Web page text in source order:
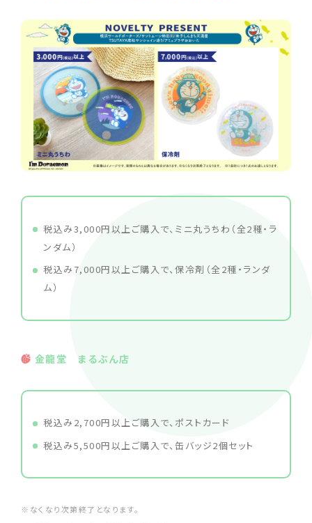
税込み3,000円以上ご購入で、ミニ丸うちわ（全2種・ラ
ンダム）
税込み7,000円以上ご購入で、保冷剤（全2種・ランダ
ム）
金龍堂 まるぶん店
税込み2,700円以上ご購入で、ポストカード
税込み5,500円以上ご購入で、缶バッジ2個セット
※なくなり次第終了となります。